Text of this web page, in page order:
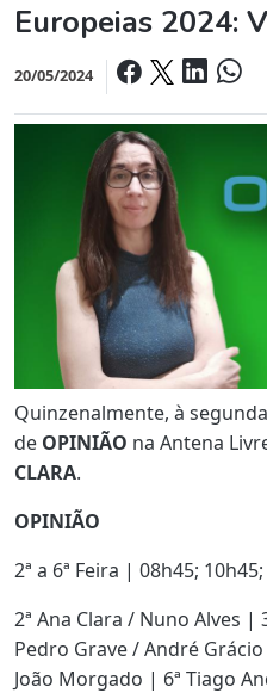
Europeias 2024:
20/05/2024
Quinzenalmente, à
de OPINIÃO na Antena
CLARA.
OPINIÃO
2ª a 6ª Feira | 08h45;
2ª Ana Clara / Nuno Alves |
Pedro Grave / André
João Morgado | 6ª Tiago